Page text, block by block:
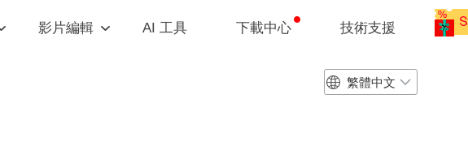
影片編輯 AI 工具 下載中心 技術支援
繁體中文